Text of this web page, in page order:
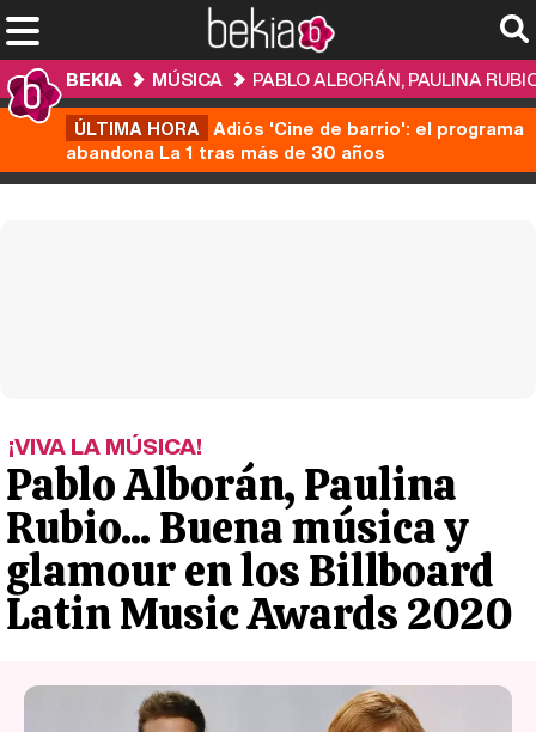
BEKIA MÚSICA
PABLO ALBORÁN, PAULINA
ÚLTIMA HORA Adiós 'Cine de barrio': el programa
abandona La 1 tras más de 30 años
¡VIVA LA MÚSICA!
Pablo Alborán, Paulina
Rubio... Buena música y
glamour en los Billboard
Latin Music Awards 2020